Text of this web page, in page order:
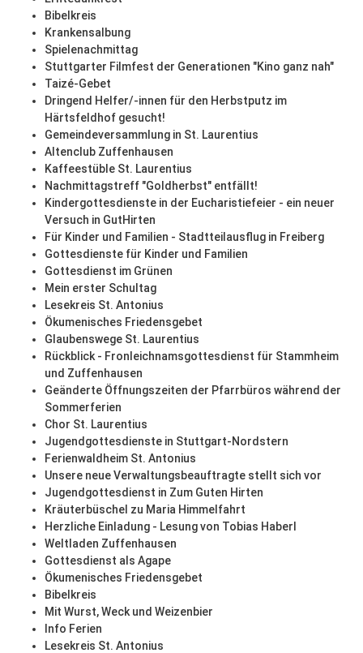
Bibelkreis
Krankensalbung
Spielenachmittag
Stuttgarter Filmfest der Generationen "Kino ganz nah"
Taizé-Gebet
Dringend Helfer/-innen für den Herbstputz im
Härtsfeldhof gesucht!
Gemeindeversammlung in St. Laurentius
Altenclub Zuffenhausen
Kaffeestüble St. Laurentius
Nachmittagstreff "Goldherbst" entfällt!
Kindergottesdienste in der Eucharistiefeier - ein neuer
Versuch in GutHirten
Für Kinder und Familien - Stadtteilausflug in Freiberg
Gottesdienste für Kinder und Familien
Gottesdienst im Grünen
Mein erster Schultag
Lesekreis St. Antonius
Ökumenisches Friedensgebet
Glaubenswege St. Laurentius
Rückblick - Fronleichnamsgottesdienst für Stammheim
und Zuffenhausen
Geänderte Öffnungszeiten der Pfarrbüros während der
Sommerferien
Chor St. Laurentius
Jugendgottesdienste in Stuttgart-Nordstern
Ferienwaldheim St. Antonius
Unsere neue Verwaltungsbeauftragte stellt sich vor
Jugendgottesdienst in Zum Guten Hirten
Kräuterbüschel zu Maria Himmelfahrt
Herzliche Einladung - Lesung von Tobias Haberl
Weltladen Zuffenhausen
Gottesdienst als Agape
Ökumenisches Friedensgebet
Bibelkreis
Mit Wurst, Weck und Weizenbier
Info Ferien
Lesekreis St. Antonius